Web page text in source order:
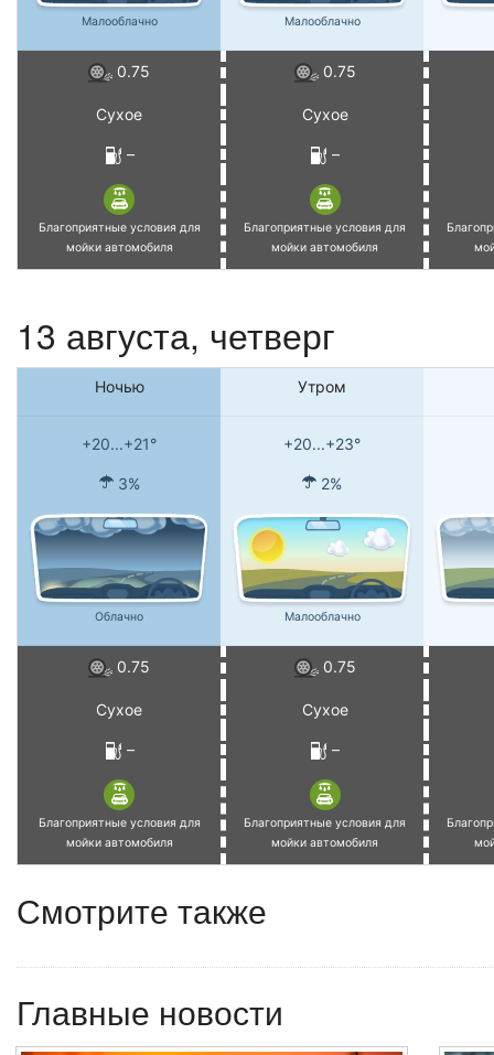
Малооблачно Малооблачно
0.75 0.75
Сухое Сухое
– –
Благоприятные условия для
мойки автомобиля
Благоприятные условия для
мойки автомобиля
13 августа, четверг
Ночью Утром
+20...+21° +20...+23°
3% 2%
Облачно Малооблачно
0.75 0.75
Сухое Сухое
– –
Благоприятные условия для
мойки автомобиля
Благоприятные условия для
мойки автомобиля
Смотрите также
Главные новости